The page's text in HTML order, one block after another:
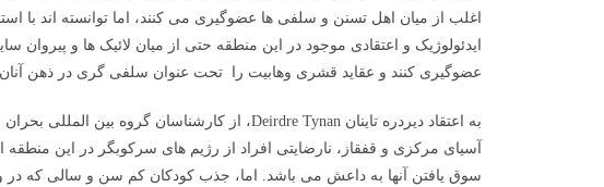
اغلب از میان اهل تسنن و سلفی ها عضوگیری می کنند، اما توانسته اند با
ایدئولوژیک و اعتقادی موجود در این منطقه حتی از میان لائیک ها و پیروان
عضوگیری کنند و عقاید قشری وهابیت را تحت عنوان سلفی گری در ذهن
آسیای مرکزی و قفقاز، نارضایتی افراد از رژیم های سرکوبگر در این منطقه
سوق یافتن آنها به داعش می باشد. اما، جذب کودکان کم سن و سالی که در